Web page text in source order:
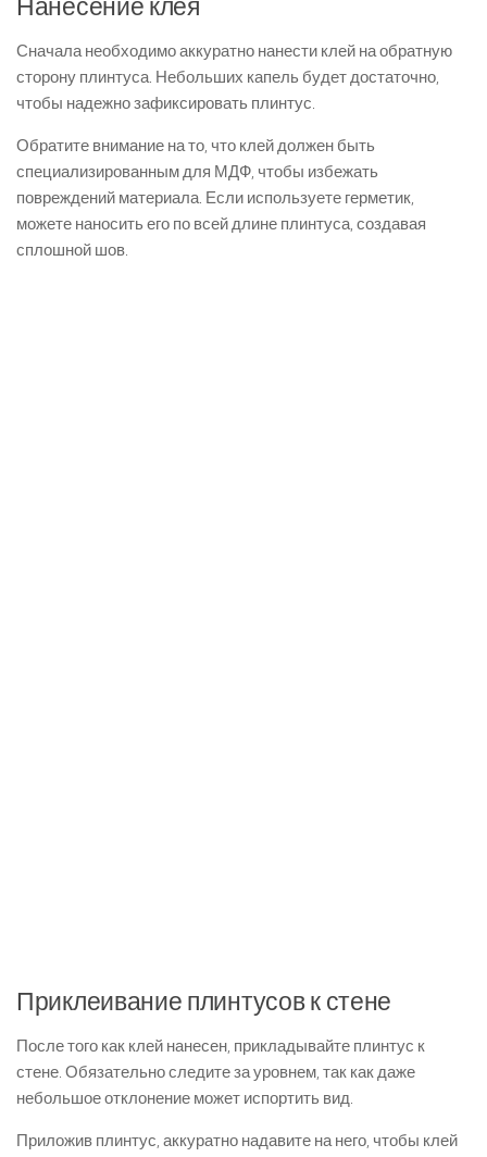
Нанесение клея
Сначала необходимо аккуратно нанести клей на обратную
сторону плинтуса. Небольших капель будет достаточно,
чтобы надежно зафиксировать плинтус.
Обратите внимание на то, что клей должен быть
специализированным для МДФ, чтобы избежать
повреждений материала. Если используете герметик,
можете наносить его по всей длине плинтуса, создавая
сплошной шов.
Приклеивание плинтусов к стене
После того как клей нанесен, прикладывайте плинтус к
стене. Обязательно следите за уровнем, так как даже
небольшое отклонение может испортить вид.
Приложив плинтус, аккуратно надавите на него, чтобы клей